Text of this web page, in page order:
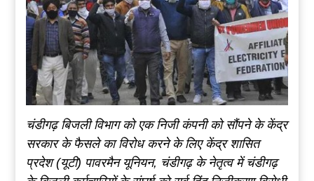
चंडीगढ़ बिजली विभाग को एक निजी कंपनी को सौंपने के केंद्र
सरकार के फैसले का विरोध करने के लिए केंद्र शासित
प्रदेश (यूटी) पावरमैन यूनियन, चंडीगढ़ के नेतृत्व में चंडीगढ़